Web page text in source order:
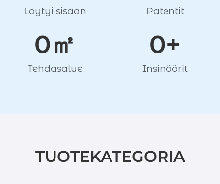
Löytyi sisään Patentit
Tehdasalue
0㎡
Insinöörit
0+
TUOTEKATEGORIA